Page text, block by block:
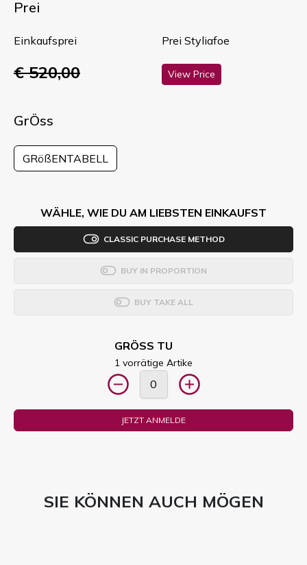
Prei
Einkaufsprei
€ 520,00
Prei Styliafoe
View Price
GrÖss
GRößENTABELL
WÄHLE, WIE DU AM LIEBSTEN EINKAUFST
CLASSIC PURCHASE METHOD
BUY IN PROPORTION
BUY TAKE ALL
GRÖSS TU
1 vorrätige Artike
JETZT ANMELDE
SIE KÖNNEN AUCH MÖGEN